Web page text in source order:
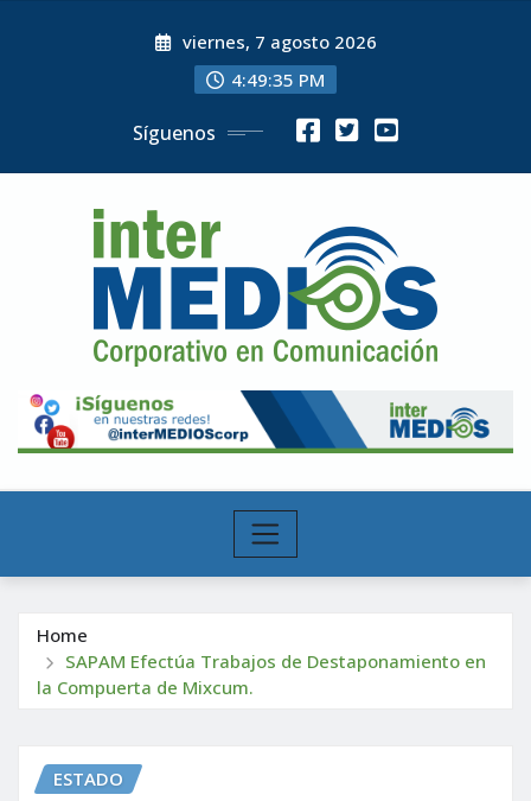
viernes, 7 agosto 2026
4:49:37 PM
Síguenos
Home
SAPAM Efectúa Trabajos de Destaponamiento en
la Compuerta de Mixcum.
ESTADO